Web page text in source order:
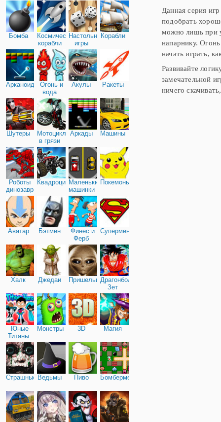
Бомба
Космические
корабли
Настольные
игры
Корабли
Арканоид
Огонь и
вода
Акулы Ракеты
Шутеры
Мотоциклы
в грязи
Аркады Машины
Роботы
динозавры
КвадроциклыМаленькие
машинки
Покемоны
Аватар Бэтмен
Финес и
Ферб
Супермен
Халк Джедаи ПришельцыДрагонболл
Зет
Юные
Титаны
Монстры 3D Магия
Страшные Ведьмы Пиво Бомбермен
Данная серия
подобрать
можно лишь при
напарнику.
начать играть,
Развивайте
замечательной
ничего